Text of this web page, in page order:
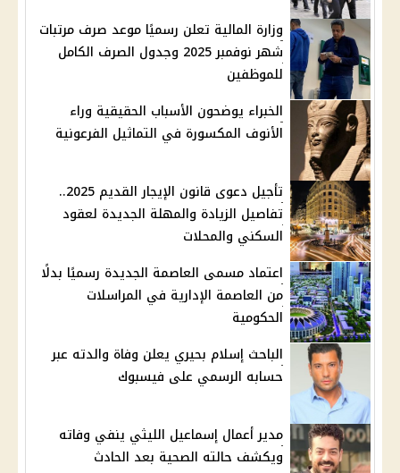
وزارة المالية تعلن رسميًا موعد صرف مرتبات
شهر نوفمبر 2025 وجدول الصرف الكامل
للموظفين
الخبراء يوضحون الأسباب الحقيقية وراء
الأنوف المكسورة في التماثيل الفرعونية
تأجيل دعوى قانون الإيجار القديم 2025..
تفاصيل الزيادة والمهلة الجديدة لعقود
السكني والمحلات
اعتماد مسمى العاصمة الجديدة رسميًا بدلًا
من العاصمة الإدارية في المراسلات
الحكومية
الباحث إسلام بحيري يعلن وفاة والدته عبر
حسابه الرسمي على فيسبوك
مدير أعمال إسماعيل الليثي ينفي وفاته
ويكشف حالته الصحية بعد الحادث